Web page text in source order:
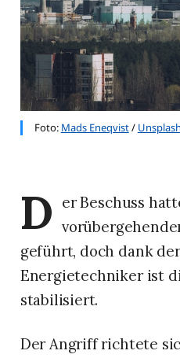
Foto: Mads Eneqvist / Unsplash
D er Beschuss
geführt, doch dank
Energietechniker ist
stabilisiert.
Der Angriff richtete